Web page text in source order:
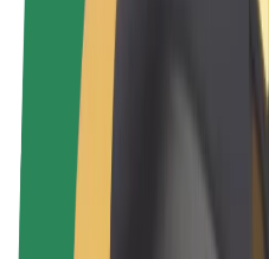
Romobili
Bolt Market
Bolt Food
Bolt Drive
Bolt for Business